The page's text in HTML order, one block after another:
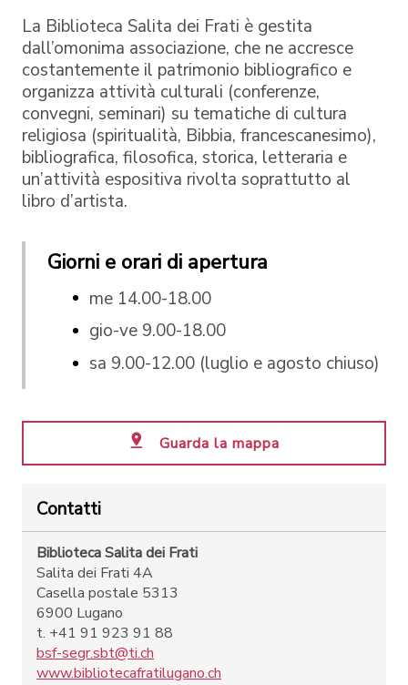
La Biblioteca Salita dei Frati è gestita
dall’omonima associazione, che ne accresce
costantemente il patrimonio bibliografico e
organizza attività culturali (conferenze,
convegni, seminari) su tematiche di cultura
religiosa (spiritualità, Bibbia, francescanesimo),
bibliografica, filosofica, storica, letteraria e
un’attività espositiva rivolta soprattutto al
libro d’artista.
Giorni e orari di apertura
me 14.00-18.00
gio-ve 9.00-18.00
sa 9.00-12.00 (luglio e agosto chiuso)
Guarda la mappa
Contatti
Biblioteca Salita dei Frati
Salita dei Frati 4A
Casella postale 5313
6900 Lugano
t. +41 91 923 91 88
bsf-segr.sbt@ti.ch
www.bibliotecafratilugano.ch